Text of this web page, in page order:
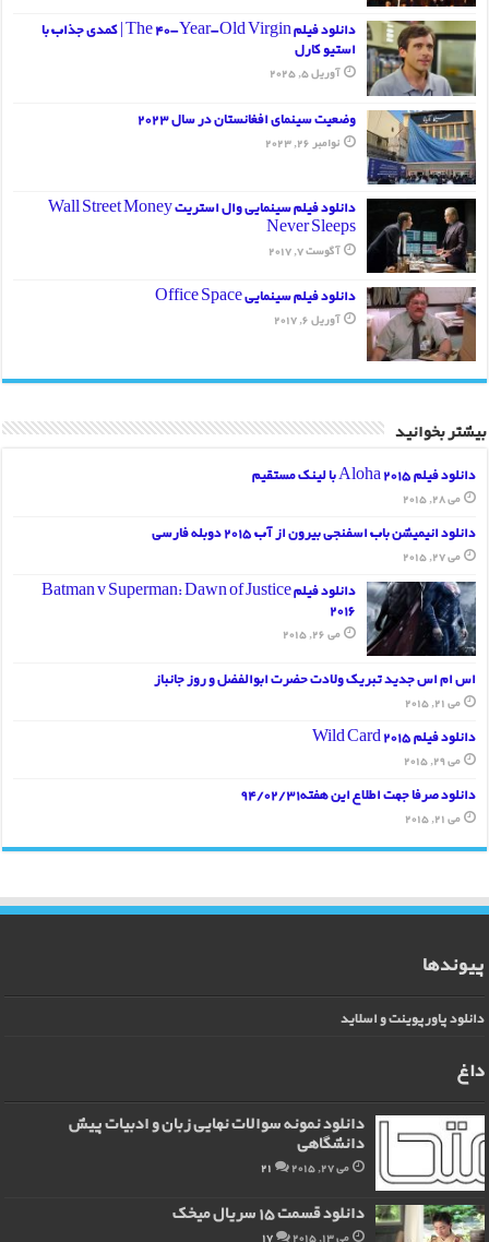
دانلود فیلم The 40-Year-Old Virgin | کمدی جذاب با
استیو کارل
آوریل 5, 2025
وضعیت سینمای افغانستان در سال 2023
نوامبر 26, 2023
دانلود فیلم سینمایی وال استریت Wall Street Money
Never Sleeps
آگوست 7, 2017
دانلود فیلم سینمایی Office Space
آوریل 6, 2017
بیشتر بخوانید
دانلود فیلم Aloha 2015 با لینک مستقیم
می 28, 2015
دانلود انیمیشن باب اسفنجی بیرون از آب 2015 دوبله فارسی
می 27, 2015
دانلود فیلم Batman v Superman: Dawn of Justice
2016
می 26, 2015
اس ام اس جدید تبریک ولادت حضرت ابوالفضل و روز جانباز
می 21, 2015
دانلود فیلم Wild Card 2015
می 29, 2015
دانلود صرفا جهت اطلاع این هفته94/02/31
می 21, 2015
پیوندها
دانلود پاورپوینت و اسلاید
داغ
دانلود نمونه سوالات نهایی زبان و ادبیات پیش
دانشگاهی
می 27, 2015 21
دانلود قسمت 15 سریال میخک
می 13, 2015 17